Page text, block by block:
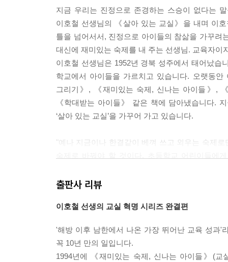
다른 교육도 마찬가지겠지만 특히 미술 교육에
로움 속에서 길러진다. 도시의 정형화된 구조물
이 있는 곳이 어디인가? 바로 자연이다.
자연에서 하는 미술 활동 가운데 아이들이 무엇
심을 가지고 아이들에게 지도해 왔다. 내가 주로
에서도 조금만 벗어나면 이런 자연물 구하는 건
― 8장 신나는 공부 :?길거리 전시회?에서
우리 반 아이들은 그림을 그리고 시도 썼는데 그
지금 우리는 진정으로 존경하는 스승이 없다는
이호철 선생님의 《살아 있는 교실》을 내며 이
틀을 넘어서서, 진정으로 아이들의 참삶을 가꾸
대신에 재미있는 숙제를 내 주는 선생님. 교육자
이호철 선생님은 1952년 경북 성주에서 태어났
학교에서 아이들을 가르치고 있습니다. 오랫동
그리기》, 《재미있는 숙제, 신나는 아이들》,
《학대받는 아이들》 같은 책에 담아냈습니다.
‘살아 있는 교실’을 가꾸어 가고 있습니다.
"예나 지금이나 한결같이 베껴 쓰고 외우는 숙제
많다. 그런 것을 지금부터 아이들 밑바닥에 깔아
출판사 리뷰
이호철 선생의 교실 혁명 시리즈 완결편
'해방 이후 남한에서 나온 가장 뛰어난 교육 성과'
꼭 10년 만의 일입니다.
1994년에 《재미있는 숙제, 신나는 아이들》(